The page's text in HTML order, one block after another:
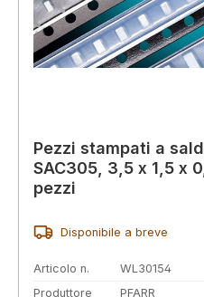
Pezzi stampati a
SAC305, 3,5 x 1,5 x
pezzi
Disponibile a breve
Articolo n.
WL30154
Produttore
PFARR